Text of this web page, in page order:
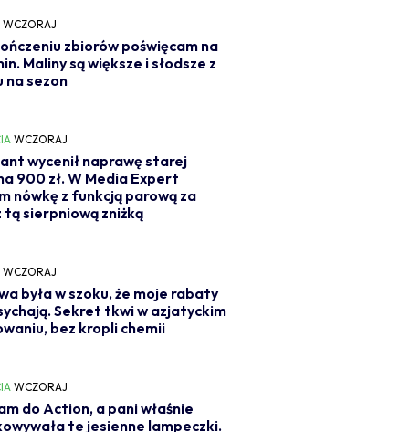
WCZORAJ
zbiorów poświęcam na
Maliny są większe i słodsze z
na sezon
WCZORAJ
wycenił naprawę starej
900 zł. W Media Expert
nówkę z funkcją parową za
tą sierpniową zniżką
WCZORAJ
była w szoku, że moje rabaty
Sekret tkwi w azjatyckim
bez kropli chemii
WCZORAJ
do Action, a pani właśnie
te jesienne lampeczki.